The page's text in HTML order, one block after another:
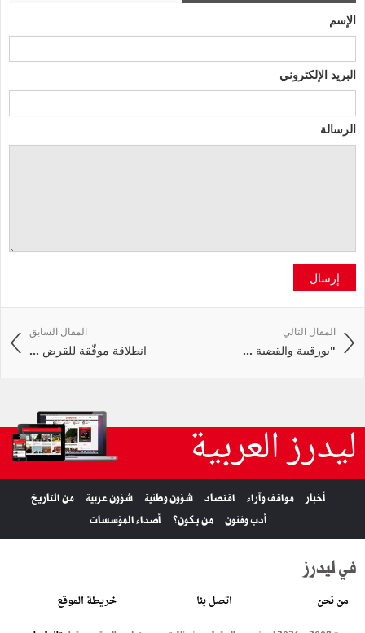
الإسم
البريد الإلكتروني
الرسالة
إرسال
المقال السابق
انطلاقة موفّقة للقرض ...
المقال التالي
"بورقيبة والقضية ...
ليدرز العربية
أخبار مواقف وآراء اقتصاد شؤون وطنية شؤون عربية
من التاريخ
أدب وفنون
من يكون؟ أصداء المؤسسات
في ليدرز
من نحن اتصل بنا خريطة الموقع